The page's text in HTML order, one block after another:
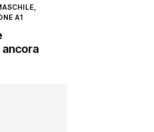
A1
ancora